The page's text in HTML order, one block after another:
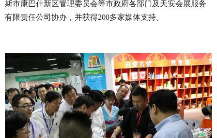
斯市康巴什新区管理委员会等市政府各部门及天安会展服务
有限责任公司协办，并获得200多家媒体支持。